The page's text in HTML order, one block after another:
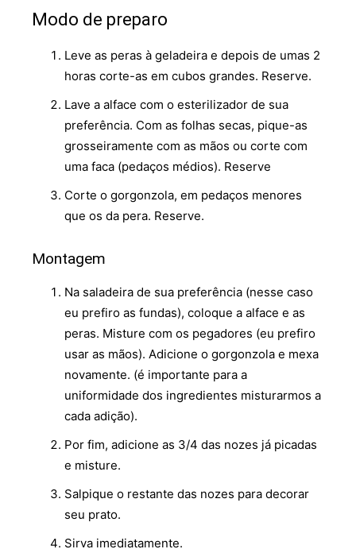
Modo de preparo
Leve as peras à geladeira e depois de umas 2
horas corte-as em cubos grandes. Reserve.
Lave a alface com o esterilizador de sua
preferência. Com as folhas secas, pique-as
grosseiramente com as mãos ou corte com
uma faca (pedaços médios). Reserve
Corte o gorgonzola, em pedaços menores
que os da pera. Reserve.
Montagem
Na saladeira de sua preferência (nesse caso
eu prefiro as fundas), coloque a alface e as
peras. Misture com os pegadores (eu prefiro
usar as mãos). Adicione o gorgonzola e mexa
novamente. (é importante para a
uniformidade dos ingredientes misturarmos a
cada adição).
Por fim, adicione as 3/4 das nozes já picadas
e misture.
Salpique o restante das nozes para decorar
seu prato.
Sirva imediatamente.